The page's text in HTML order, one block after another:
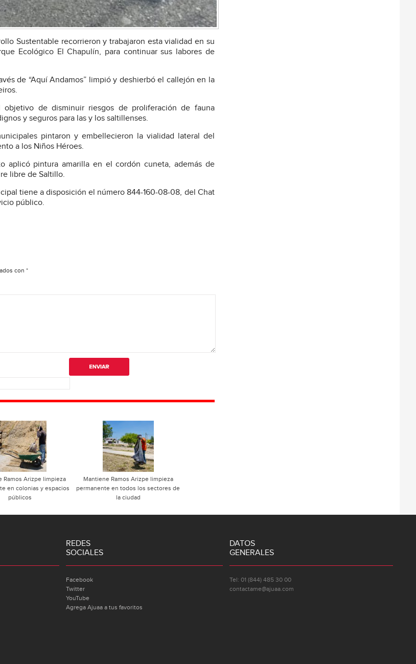
Sustentable recorrieron y trabajaron esta vialidad en su
Ecológico El Chapulín, para continuar sus labores de
de “Aquí Andamos” limpió y deshierbó el callejón en la
de disminuir riesgos de proliferación de fauna
y seguros para las y los saltillenses.
pintaron y embellecieron la vialidad lateral del
a los Niños Héroes.
aplicó pintura amarilla en el cordón cuneta, además de
libre de Saltillo.
tiene a disposición el número 844-160-08-08, del Chat
público.
con *
Ramos Arizpe limpieza
en colonias y espacios
públicos
Mantiene Ramos Arizpe limpieza
permanente en todos los sectores de
la ciudad
REDES
SOCIALES
Facebook
Twitter
YouTube
Agrega Ajuaa a tus favoritos
DATOS
GENERALES
Tel: 01 (844) 485 30 00
contactame@ajuaa.com